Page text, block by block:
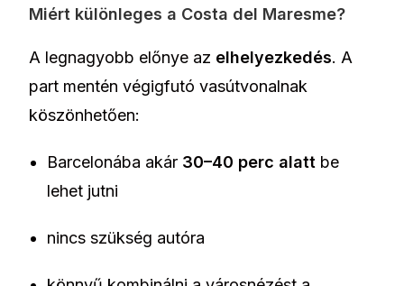
Miért különleges a Costa del Maresme?
A legnagyobb előnye az elhelyezkedés. A
part mentén végigfutó vasútvonalnak
köszönhetően:
Barcelonába akár 30–40 perc alatt be
lehet jutni
nincs szükség autóra